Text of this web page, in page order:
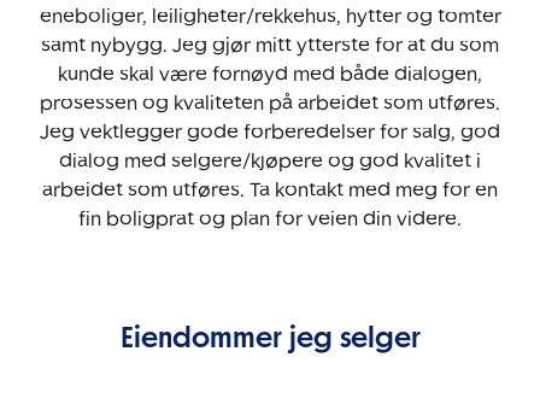
eneboliger, leiligheter/rekkehus, hytter og tomter
samt nybygg. Jeg gjør mitt ytterste for at du som
kunde skal være fornøyd med både dialogen,
prosessen og kvaliteten på arbeidet som utføres.
Jeg vektlegger gode forberedelser for salg, god
dialog med selgere/kjøpere og god kvalitet i
arbeidet som utføres. Ta kontakt med meg for en
fin boligprat og plan for veien din videre.
Eiendommer jeg selger